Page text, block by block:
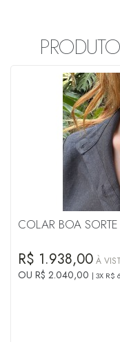
COLAR BOA
R$ 1.938,00 À
OU R$ 2.040,00 3X R$